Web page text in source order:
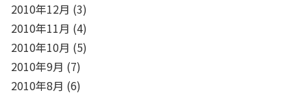
2010年12月 (3)
2010年11月 (4)
2010年10月 (5)
2010年9月 (7)
2010年8月 (6)